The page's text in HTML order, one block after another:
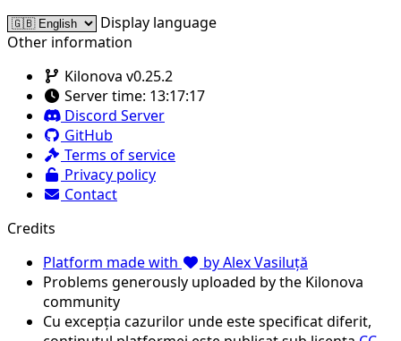
Display language
Other information
Kilonova v0.25.2
Server time: 13:17:17
Discord Server
GitHub
Terms of service
Privacy policy
Contact
Credits
Platform made with
by Alex Vasiluță
Problems generously uploaded by the Kilonova
community
Cu excepția cazurilor unde este specificat diferit,